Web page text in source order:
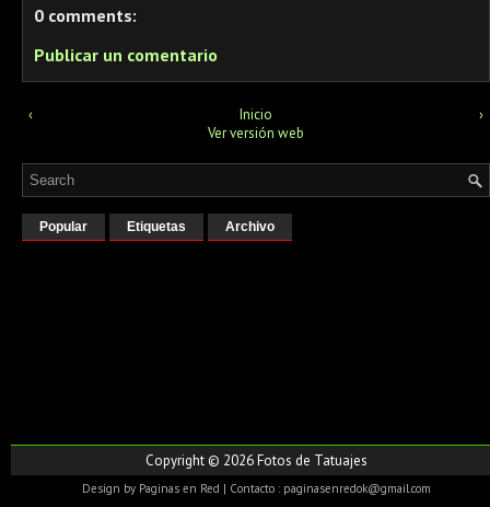
0 comments:
Publicar un comentario
‹ ›
Inicio
Ver versión web
Popular Etiquetas Archivo
Copyright © 2026Fotos de Tatuajes
Design by Paginas en Red | Contacto : paginasenredok@gmail.com